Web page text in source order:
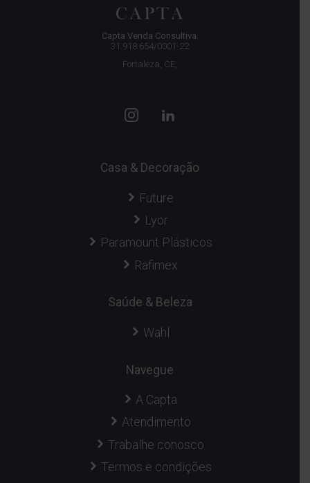
Capta Venda Consultiva.
31.918.654/0001-22
Fortaleza, CE,
Casa & Decoração
Future
Lyor
Paramount Plásticos
Rafimex
Saúde & Beleza
Wahl
Navegue
A Capta
Atendimento
Trabalhe conosco
Termos e condições